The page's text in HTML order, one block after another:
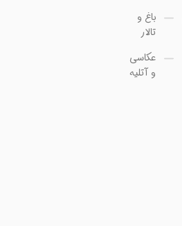
باغ و
تالار
عکاسی
و آتلیه